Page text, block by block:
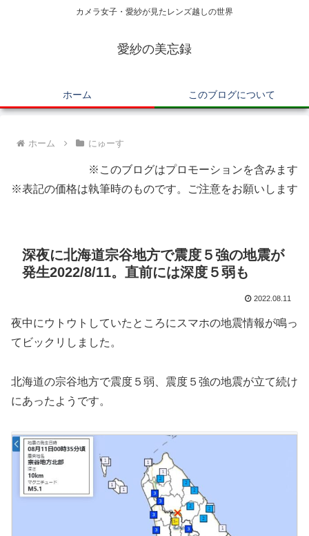
カメラ女子・愛紗が見たレンズ越しの世界
愛紗の美忘録
ホーム このブログについて
ホーム にゅーす
※このブログはプロモーションを含みます
※表記の価格は執筆時のものです。ご注意をお願いします
深夜に北海道宗谷地方で震度５強の地震が
発生2022/8/11。直前には深度５弱も
2022.08.11
夜中にウトウトしていたところにスマホの地震情報が鳴っ
てビックリしました。
北海道の宗谷地方で震度５弱、震度５強の地震が立て続け
にあったようです。